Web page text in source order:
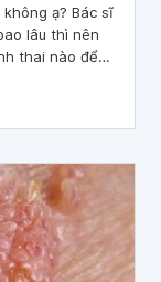
ạ? Bác sĩ
lâu thì nên
thai nào để